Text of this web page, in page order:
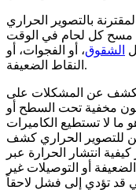
بالتصوير الحراري
مسح كل لحام في الوقت
الشقوق، أو الفجوات، أو
النقاط الضعيفة.
عن المشكلات على
مخفية تحت السطح أو
ما لا تستطيع الكاميرات
للتصوير الحراري كشف
انتشار الحرارة عبر
أو التوصيلات غير